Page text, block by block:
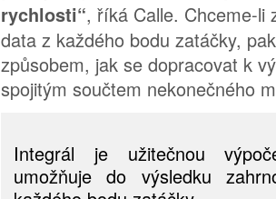
rychlosti“, říká Calle. Chceme-li
data z každého bodu zatáčky,
způsobem, jak se dopracovat k
spojitým součtem nekonečného
Integrál je užitečnou
umožňuje do výsledku